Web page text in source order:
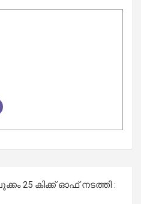
25 കിക്ക് ഓഫ് നടത്തി :